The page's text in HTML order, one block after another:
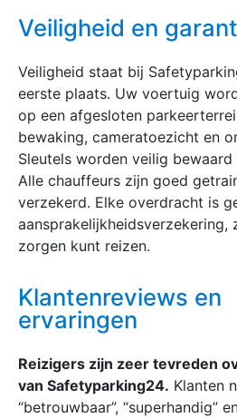
Veiligheid en
Veiligheid staat bij
eerste plaats. Uw voertuig
op een afgesloten
bewaking, cameratoezicht en
Sleutels worden veilig bewaard
Alle chauffeurs zijn goed
verzekerd. Elke overdracht is
aansprakelijkheidsverzekering,
zorgen kunt reizen.
Klantenreviews en
ervaringen
Reizigers zijn zeer tevreden
van Safetyparking24. Klanten
“betrouwbaar”, “superhandig”